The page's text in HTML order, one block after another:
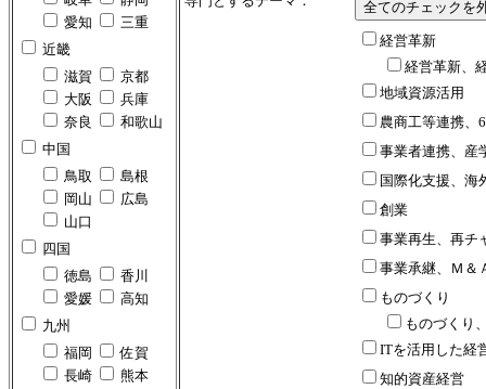
愛知
三重
近畿
滋賀
京都
大阪
兵庫
奈良
和歌山
中国
鳥取
島根
岡山
広島
山口
四国
徳島
香川
愛媛
高知
九州
福岡
佐賀
長崎
熊本
経営革新
経営革新、
地域資源活用
農商工等連携、
事業者連携、産
国際化支援、海
創業
事業再生、再チ
事業承継、Ｍ＆
ものづくり
ものづくり
ITを活用した経
知的資産経営